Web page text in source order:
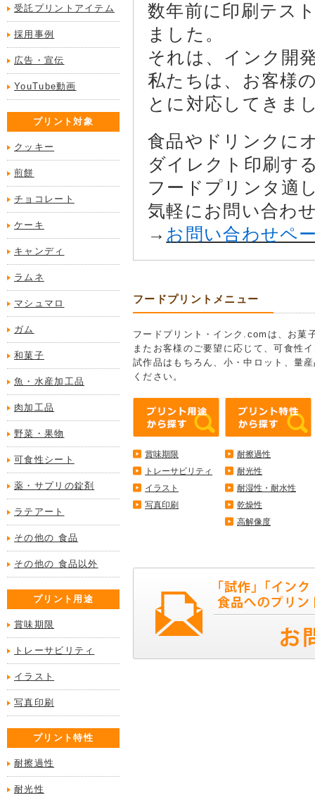
受託プリントアイテム
採用事例
広告・宣伝
YouTube動画
プリント対象
クッキー
煎餅
チョコレート
ケーキ
キャンディ
ラムネ
マシュマロ
ガム
和菓子
魚・水産加工品
肉加工品
野菜・果物
可食性シート
薬・サプリの錠剤
ラテアート
その他の 食品
その他の 食品以外
プリント用途
賞味期限
トレーサビリティ
イラスト
写真印刷
プリント特性
耐擦過性
耐光性
数年前に印刷テス
ました。
それは、インク開
私たちは、お客様
とに対応してきま
食品やドリンクに
ダイレクト印刷す
フードプリンタ適
気軽にお問い合わ
→ お問い合わせペ
フードプリントメニュー
フードプリント・インク.comは、お菓
またお客様のご要望に応じて、可食性
試作品はもちろん、小・中ロット、量
ください。
賞味期限
トレーサビリティ
イラスト
写真印刷
耐擦過性
耐光性
耐湿性・耐水性
乾燥性
高解像度